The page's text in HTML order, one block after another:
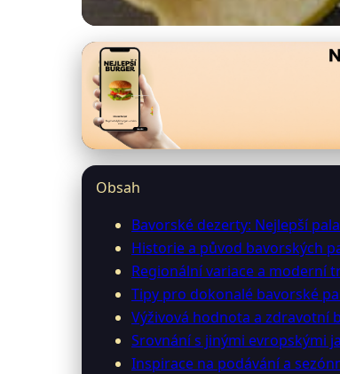
restauracebavaria.cz
Objavte
26. 3. 2026· 10 min čtení · Autor: Karel Weiss
Obsah
Bavorské dezerty: Nejlepší
Historie a původ bavorských
Regionální variace a moderní
Tipy pro dokonalé bavorské
Výživová hodnota a zdravotní
Srovnání s jinými evropskými
Inspirace na podávání a